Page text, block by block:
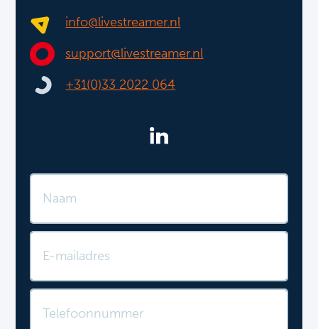
info@livestreamer.nl
support@livestreamer.nl
+31(0)33 2022 064